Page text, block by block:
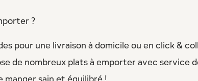
?
pour une livraison à domicile ou en click &
de nombreux plats à emporter avec service